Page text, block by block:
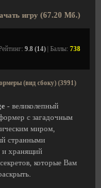
игру (67.20 Мб.)
9.8 (14) | Баллы: 738
(вид сбоку) (3991)
- великолепный
с загадочным
миром,
странными
и хранящий
которые Вам